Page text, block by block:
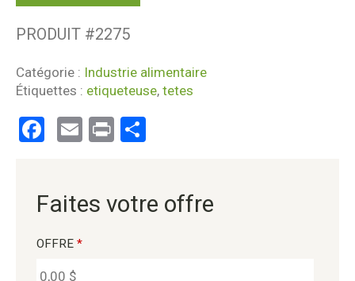
PRODUIT #2275
Catégorie : Industrie alimentaire
Étiquettes : etiqueteuse, tetes
Facebook
EmailPrint
Faites votre offre
OFFRE *